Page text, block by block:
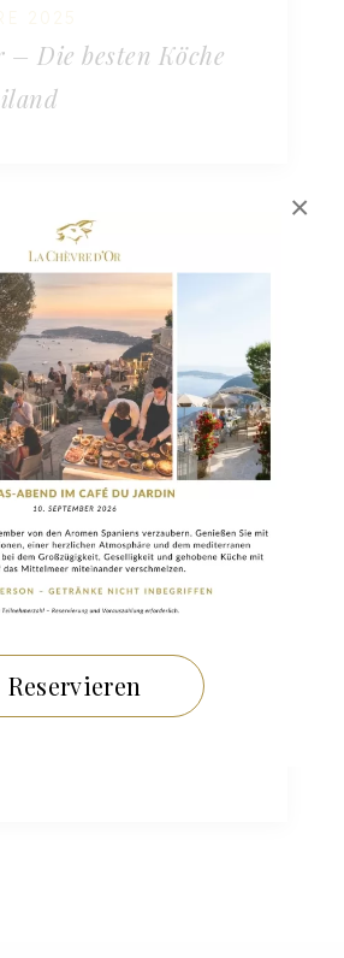
Reservieren
×
– Die besten Köche
2026
ein nachhaltiges
im Zeichen der